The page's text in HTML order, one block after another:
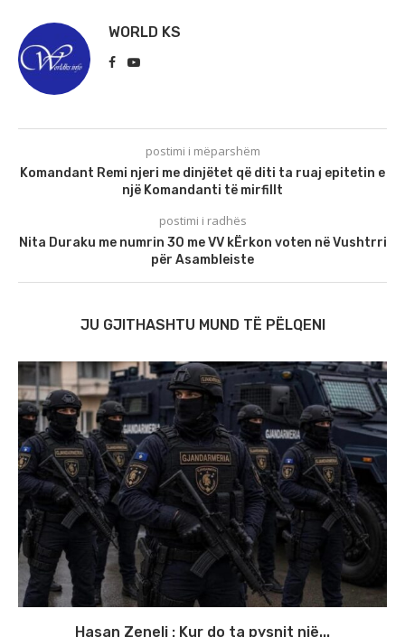
WORLD KS
postimi i mëparshëm
Komandant Remi njeri me dinjëtet që diti ta ruaj epitetin e
një Komandanti të mirfillt
postimi i radhës
Nita Duraku me numrin 30 me VV kËrkon voten në Vushtrri
për Asambleiste
JU GJITHASHTU MUND TË PËLQENI
Hasan Zeneli : Kur do ta pysnit një...